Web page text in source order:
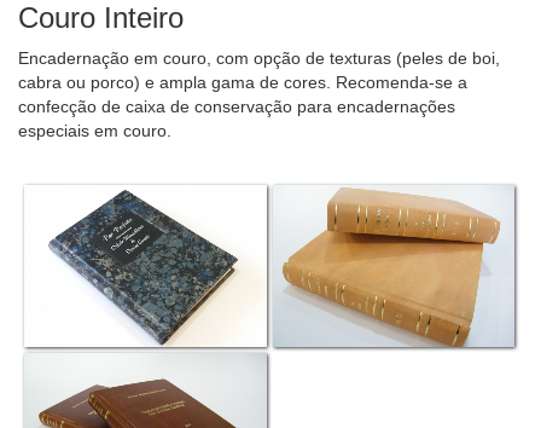
Couro Inteiro
Encadernação em couro, com opção de texturas (peles de boi,
cabra ou porco) e ampla gama de cores. Recomenda-se a
confecção de caixa de conservação para encadernações
especiais em couro.